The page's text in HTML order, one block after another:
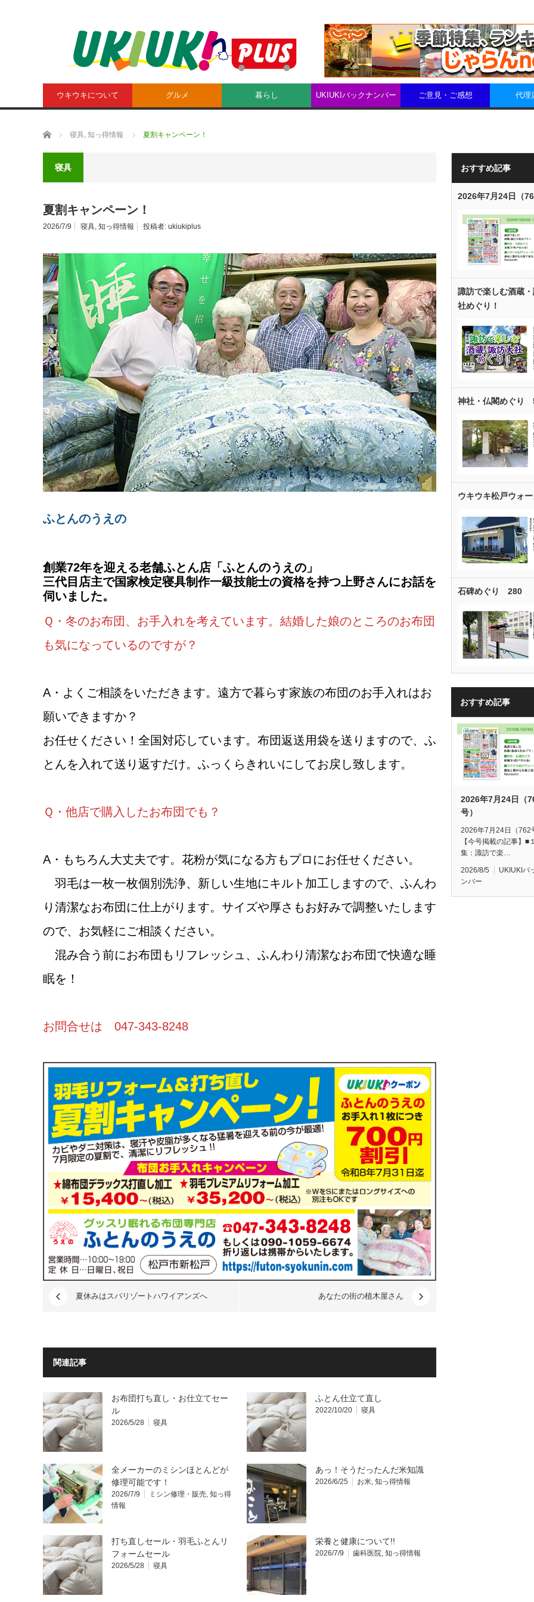
ウキウキについて グルメ 暮らし UKIUKIバックナンバー ご意見・ご感想 代理
ホーム 寝具, 知っ得情報 夏割キャンペーン！
寝具
夏割キャンペーン！
2026/7/9 寝具, 知っ得情報 投稿者: ukiukiplus
ふとんのうえの
創業72年を迎える老舗ふとん店「ふとんのうえの」
三代目店主で国家検定寝具制作一級技能士の資格を持つ上野さんにお話を
伺いました。
Ｑ・冬のお布団、お手入れを考えています。結婚した娘のところのお布団
も気になっているのですが？
A・よくご相談をいただきます。遠方で暮らす家族の布団のお手入れはお
願いできますか？
お任せください！全国対応しています。布団返送用袋を送りますので、ふ
とんを入れて送り返すだけ。ふっくらきれいにしてお戻し致します。
Ｑ・他店で購入したお布団でも？
A・もちろん大丈夫です。花粉が気になる方もプロにお任せください。
羽毛は一枚一枚個別洗浄、新しい生地にキルト加工しますので、ふんわ
り清潔なお布団に仕上がります。サイズや厚さもお好みで調整いたします
ので、お気軽にご相談ください。
混み合う前にお布団もリフレッシュ、ふんわり清潔なお布団で快適な睡
眠を！
お問合せは 047-343-8248
夏休みはスパリゾートハワイアンズへ あなたの街の植木屋さん
関連記事
お布団打ち直し・お仕立てセー
ル
2026/5/28 寝具
ふとん仕立て直し
2022/10/20 寝具
全メーカーのミシンほとんどが
修理可能です！
2026/7/9 ミシン修理・販売, 知っ得
情報
あっ！そうだったんだ米知識
2026/6/25 お米, 知っ得情報
打ち直しセール・羽毛ふとんリ
フォームセール
2026/5/28 寝具
栄養と健康について!!
2026/7/9 歯科医院, 知っ得情報
おすすめ記事
2026年7月24日（
諏訪で楽しむ酒蔵
社めぐり！
神社・仏閣めぐり
ウキウキ松戸ウォ
石碑めぐり 280
おすすめ記事
2026年7月24日（
号）
2026年7月24日（762
【今号掲載の記事】■
集：諏訪で楽…
2026/8/5
UKIUKIバ
ンバー